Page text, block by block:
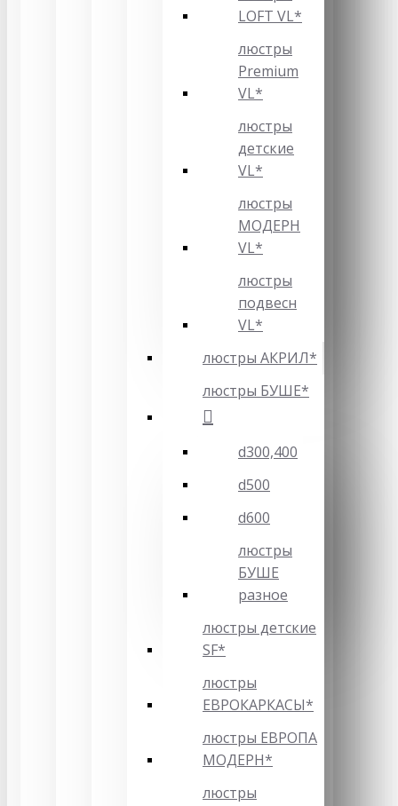
LOFT VL*
люстры
Premium
VL*
люстры
детские
VL*
люстры
МОДЕРН
VL*
люстры
подвесн
VL*
люстры АКРИЛ*
люстры БУШЕ*
d300,400
d500
d600
люстры
БУШЕ
разное
люстры детские
SF*
люстры
ЕВРОКАРКАСЫ*
люстры ЕВРОПА
МОДЕРН*
люстры